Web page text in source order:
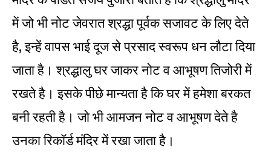
में जो भी नोट जेवरात श्रद्धा पूर्वक सजावट के लिए देते
है, इन्हें वापस भाई दूज से प्रसाद स्वरूप धन लौटा दिया
जाता है। श्रद्धालु घर जाकर नोट व आभूषण तिजोरी में
रखते है। इसके पीछे मान्यता है कि घर में हमेशा बरकत
बनी रहती है। जो भी आमजन नोट व आभूषण देते है
उनका रिकॉर्ड मंदिर में रखा जाता है।